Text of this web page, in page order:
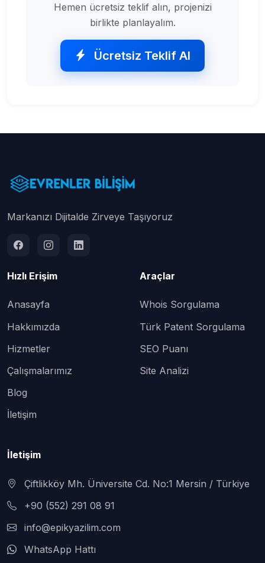
Hemen ücretsiz teklif alın, projenizi
birlikte planlayalım.
Ücretsiz Teklif Al
Markanızı Dijitalde Zirveye Taşıyoruz
Hızlı Erişim
Anasayfa
Hakkımızda
Hizmetler
Çalışmalarımız
Blog
İletişim
Araçlar
Whois Sorgulama
Türk Patent Sorgulama
SEO Puanı
Site Analizi
İletişim
Çiftlikköy Mh. Üniversite Cd. No:1 Mersin / Türkiye
+90 (552) 291 08 91
info@epikyazilim.com
WhatsApp Hattı